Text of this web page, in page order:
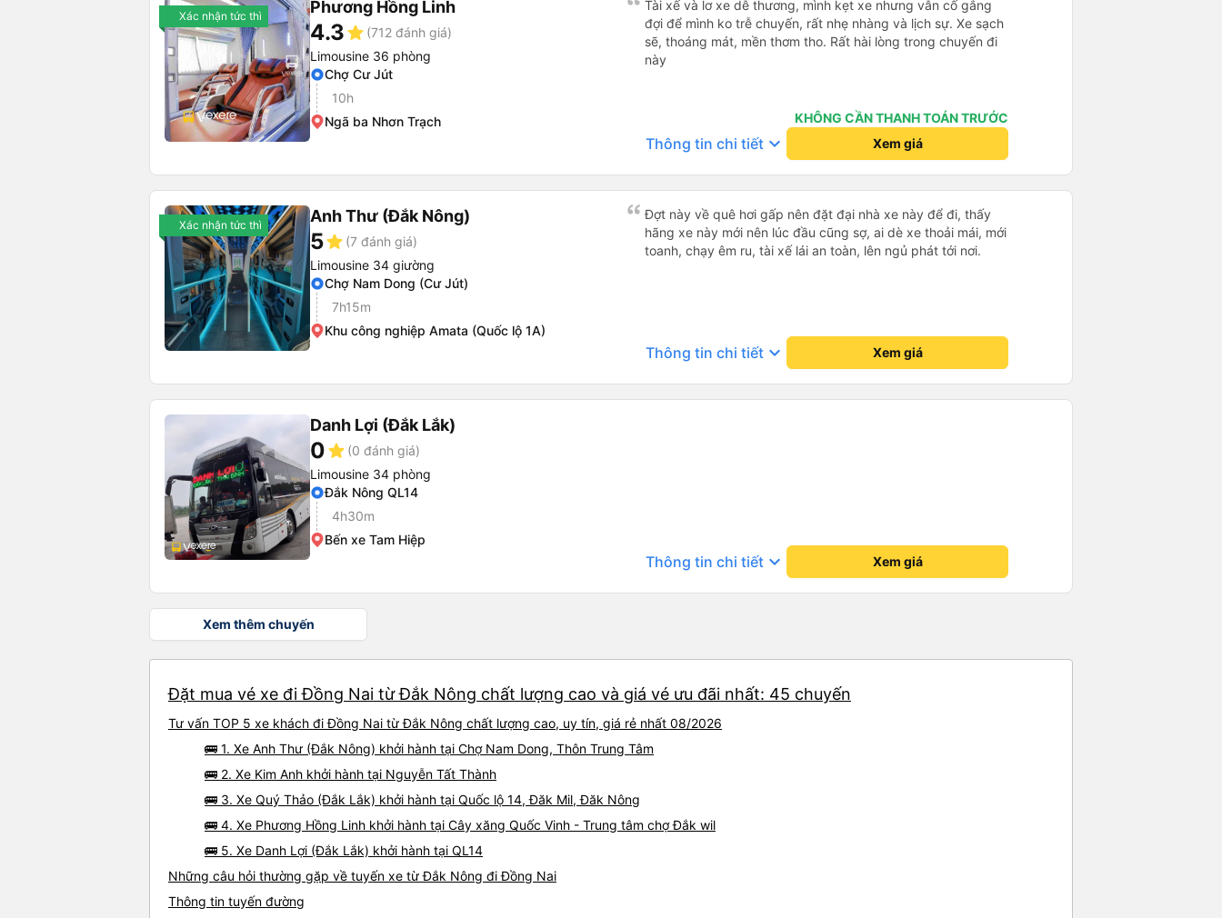
Xác nhận tức thì Phương Hồng Linh
4.3star (712 đánh giá)
Limousine 36 phòng
Chợ Cư Jút
10h
Ngã ba Nhơn Trạch
Tài xế và lơ xe dễ thương, mình kẹt xe nhưng vẫn cố gắng
đợi để mình ko trễ chuyến, rất nhẹ nhàng và lịch sự. Xe sạch
sẽ, thoáng mát, mền thơm tho. Rất hài lòng trong chuyến đi
này
KHÔNG CẦN THANH TOÁN TRƯỚC
Thông tin chi tiết keyboard_arrow_down Xem giá
Xác nhận tức thì Anh Thư (Đắk Nông)
5star (7 đánh giá)
Limousine 34 giường
Chợ Nam Dong (Cư Jút)
7h15m
Khu công nghiệp Amata (Quốc lộ 1A)
Đợt này về quê hơi gấp nên đặt đại nhà xe này để đi, thấy
hãng xe này mới nên lúc đầu cũng sợ, ai dè xe thoải mái, mới
toanh, chạy êm ru, tài xế lái an toàn, lên ngủ phát tới nơi.
Thông tin chi tiết keyboard_arrow_down Xem giá
Danh Lợi (Đắk Lắk)
0star (0 đánh giá)
Limousine 34 phòng
Đắk Nông QL14
4h30m
Bến xe Tam Hiệp
Thông tin chi tiết keyboard_arrow_down Xem giá
Xem thêm chuyến
Đặt mua vé xe đi Đồng Nai từ Đắk Nông chất lượng cao và giá vé ưu đãi nhất: 45 chuyến
Tư vấn TOP 5 xe khách đi Đồng Nai từ Đắk Nông chất lượng cao, uy tín, giá rẻ nhất 08/2026
🚌 1. Xe Anh Thư (Đắk Nông) khởi hành tại Chợ Nam Dong, Thôn Trung Tâm
🚌 2. Xe Kim Anh khởi hành tại Nguyễn Tất Thành
🚌 3. Xe Quý Thảo (Đắk Lắk) khởi hành tại Quốc lộ 14, Đăk Mil, Đăk Nông
🚌 4. Xe Phương Hồng Linh khởi hành tại Cây xăng Quốc Vinh - Trung tâm chợ Đắk wil
🚌 5. Xe Danh Lợi (Đắk Lắk) khởi hành tại QL14
Những câu hỏi thường gặp về tuyến xe từ Đắk Nông đi Đồng Nai
Thông tin tuyến đường